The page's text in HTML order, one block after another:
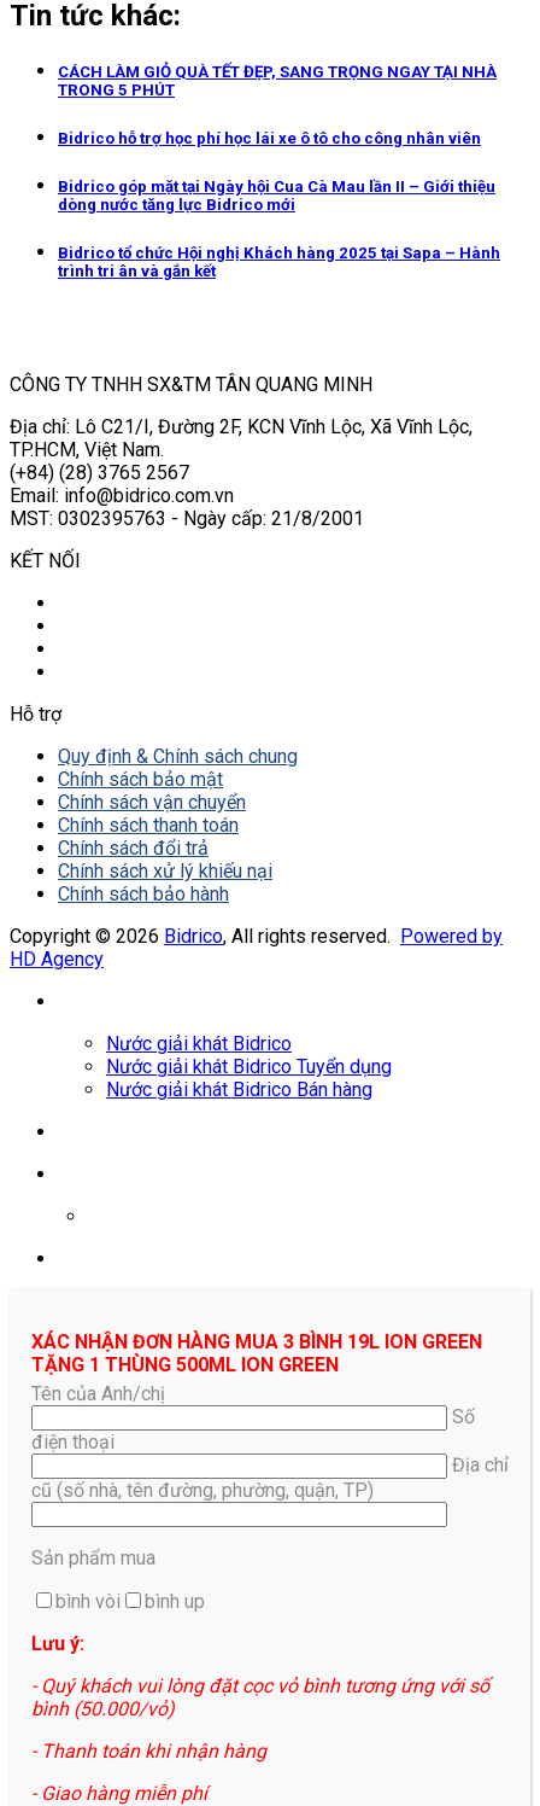
Tin tức khác:
CÁCH LÀM GIỎ QUÀ TẾT ĐẸP, SANG TRỌNG NGAY TẠI NHÀ
TRONG 5 PHÚT
Bidrico hỗ trợ học phí học lái xe ô tô cho công nhân viên
Bidrico góp mặt tại Ngày hội Cua Cà Mau lần II – Giới thiệu
dòng nước tăng lực Bidrico mới
Bidrico tổ chức Hội nghị Khách hàng 2025 tại Sapa – Hành
trình tri ân và gắn kết
CÔNG TY TNHH SX&TM TÂN QUANG MINH
Địa chỉ: Lô C21/I, Đường 2F, KCN Vĩnh Lộc, Xã Vĩnh Lộc,
TP.HCM, Việt Nam.
(+84) (28) 3765 2567
Email: info@bidrico.com.vn
MST: 0302395763 - Ngày cấp: 21/8/2001
KẾT NỐI
Hỗ trợ
Quy định & Chính sách chung
Chính sách bảo mật
Chính sách vận chuyển
Chính sách thanh toán
Chính sách đổi trả
Chính sách xử lý khiếu nại
Chính sách bảo hành
Copyright © 2026 Bidrico, All rights reserved. Powered by
HD Agency
Nước giải khát Bidrico
Nước giải khát Bidrico Tuyển dụng
Nước giải khát Bidrico Bán hàng
XÁC NHẬN ĐƠN HÀNG MUA 3 BÌNH 19L ION GREEN
TẶNG 1 THÙNG 500ML ION GREEN
Tên của Anh/chị
Số
điện thoại
Địa chỉ
cũ (số nhà, tên đường, phường, quận, TP)
Sản phẩm mua
bình vòi
bình up
Lưu ý:
- Quý khách vui lòng đặt cọc vỏ bình tương ứng với số
bình (50.000/vỏ)
- Thanh toán khi nhận hàng
- Giao hàng miễn phí